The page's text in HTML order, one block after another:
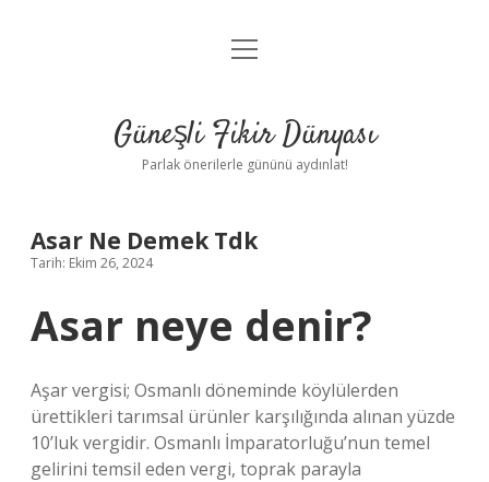
Anasayfa
Yasal Uyarı
menüyü
Güneşli Fikir Dünyası
Parlak önerilerle gününü aydınlat!
Asar Ne Demek Tdk
Tarih: Ekim 26, 2024
Asar neye denir?
Aşar vergisi; Osmanlı döneminde köylülerden
ürettikleri tarımsal ürünler karşılığında alınan yüzde
10’luk vergidir. Osmanlı İmparatorluğu’nun temel
gelirini temsil eden vergi, toprak parayla